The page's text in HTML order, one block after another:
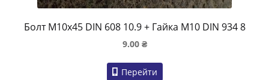
Болт M10x45 DIN 608 10.9 + Гайка M10 DIN 934 8
9.00 ₴
Перейти